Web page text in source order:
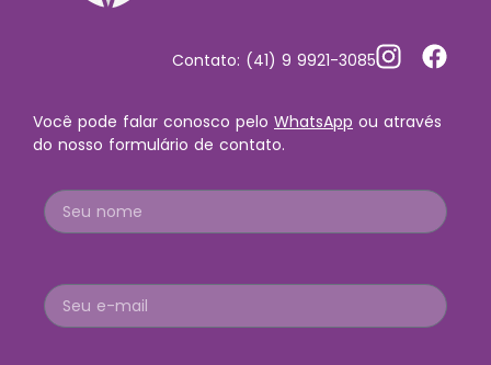
Contato: (41) 9 9921-3085
Você pode falar conosco pelo WhatsApp ou através
do nosso formulário de contato.